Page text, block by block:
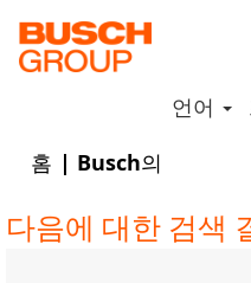
언어
홈 | Busch의
페
이
다음에 대한 검색